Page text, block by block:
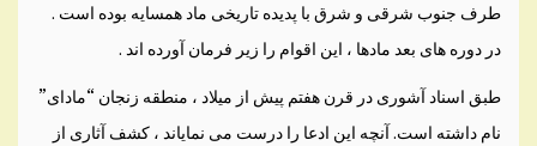
طرف جنوب شرقی و شرق با پديده تاريخی ماد همسايه بوده است .
در دوره های بعد مادها ، اين اقوام را زير فرمان آورده اند .
طبق اسناد آشوری در قرن هفتم پيش از ميلاد ، منطقه زنجان “مادای”
نام داشته است. آنچه اين ادعا را درست می نماياند ، کشف آثاری از